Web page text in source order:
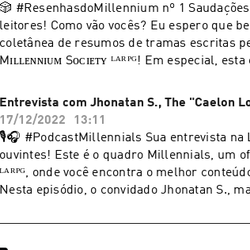
🎲 #ResenhasdoMillennium nº 1 Saudações meus queridos escritores e
leitores! Como vão vocês? Eu espero que bem! Esse vídeo trata de
coletânea de resumos de tramas escritas
Mɪʟʟᴇɴɴɪᴜᴍ Sᴏᴄɪᴇᴛʏ ᴸᴬᴿᴾᴳ! Em especial, esta edição conta com o apoio de
São eles: @Victoria Gowan, @Natanael
Felipe e @Marcello Silva Espero que gostem! Curtam nossas redes e fiquem
por dentro de outras produções! Instagram: @millenniumsocietyrpg Facebook:
@millenniumsocietyrpg Twitch: @millenniumsocietyrpg Spotify:
@millenniumsocietyrpg ㅤㅤㅤ— Ｂｌａｃｋ Ｗｏｌｆ鬼狼.ㅤ(_̅_̅_̅_̅(̅_̅_̅_̅_̅_̅_̅_̅()ڪے~ ..
#rpg #liveactionrpg #roleplaying
Entrevista com Jhonatan S., The "Caelon
17/12/2022
13:11
🎙🎧 #PodcastMillennials Sua entrevista na Live Action! ⚡
ouvintes! Este é o quadro Millennials, um oferecimento da Mɪʟʟᴇɴɴɪᴜᴍ Sᴏᴄɪᴇᴛʏ
ᴸᴬᴿᴾᴳ, onde você encontra o melhor
Nesta episódio, o convidado Jhonatan S.,
experiências como GM na Millennium, o